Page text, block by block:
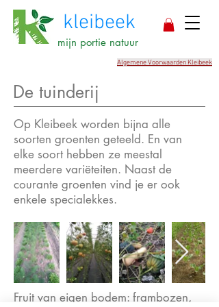
kleibeek
mijn portie natuur
Algemene Voorwaarden Kleibeek
De tuinderij
Op Kleibeek worden bijna alle
soorten groenten geteeld. En van
elke soort hebben ze meestal
meerdere variëteiten. Naast de
courante groenten vind je er ook
enkele specialekkes.
Fruit van eigen bodem: frambozen,